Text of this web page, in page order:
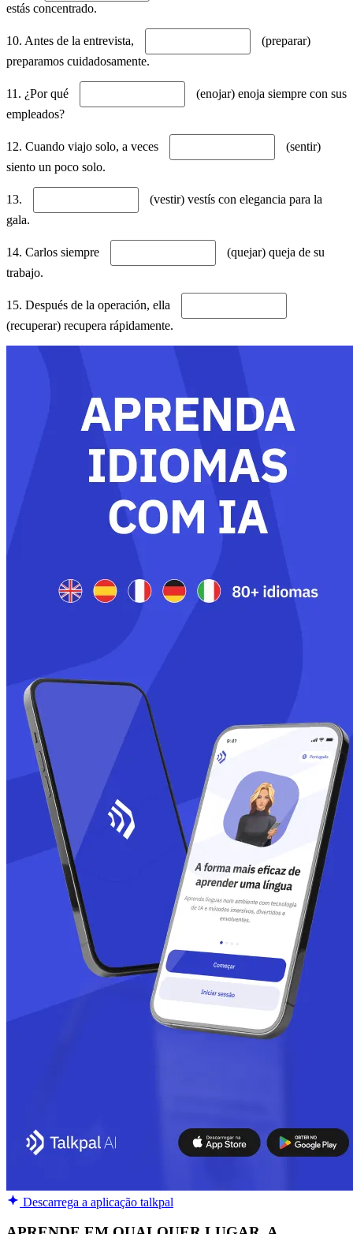
estás concentrado.
10. Antes de la entrevista,
(preparar)
preparamos cuidadosamente.
11. ¿Por qué
(enojar) enoja siempre con sus
empleados?
12. Cuando viajo solo, a veces
(sentir)
siento un poco solo.
13.
(vestir) vestís con elegancia para la
gala.
14. Carlos siempre
(quejar) queja de su
trabajo.
15. Después de la operación, ella
(recuperar) recupera rápidamente.
Descarrega a aplicação talkpal